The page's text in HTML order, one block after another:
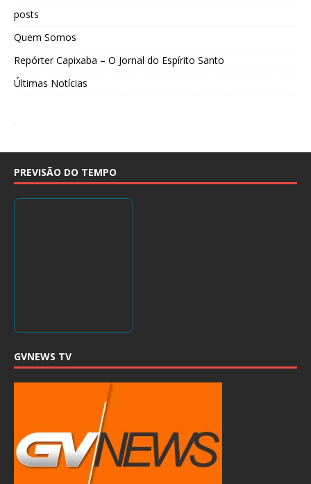
posts
Quem Somos
Repórter Capixaba – O Jornal do Espírito Santo
Últimas Notícias
PREVISÃO DO TEMPO
GVNEWS TV